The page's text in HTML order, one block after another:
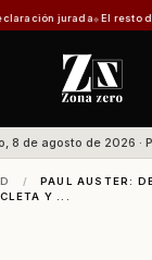
El resto de Chile
8 de agosto de 2026 ·
/
PAUL AUSTER:
Y ...